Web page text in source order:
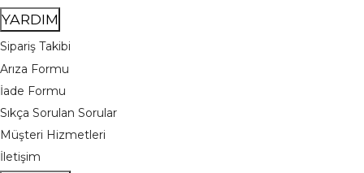
YARDIM
Sipariş Takibi
Arıza Formu
İade Formu
Sıkça Sorulan Sorular
Müşteri Hizmetleri
İletişim